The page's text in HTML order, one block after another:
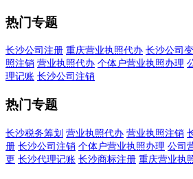
热门专题
长沙公司注册 重庆营业执照代办 长沙公司
照注销 营业执照代办 个体户营业执照办理
理记账 长沙公司注销
热门专题
长沙税务筹划 营业执照代办 营业执照注销
册 长沙公司注销 个体户营业执照办理 公司
更 长沙代理记账 长沙商标注册 重庆营业执